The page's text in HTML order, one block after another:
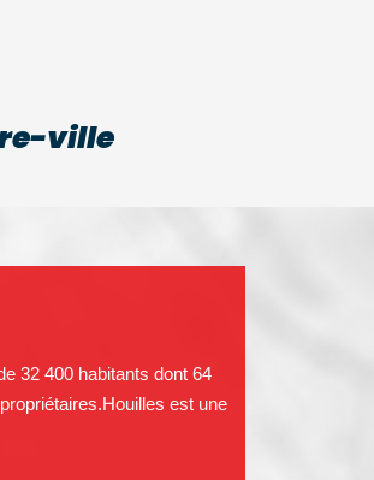
ville
32 400 habitants dont 64
est une